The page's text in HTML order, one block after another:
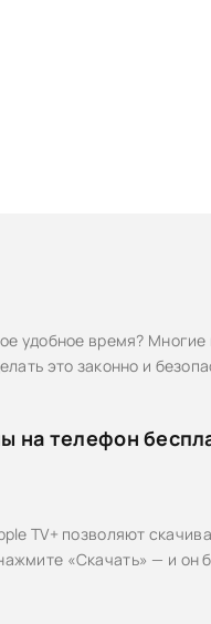
удобное время? Многие
это законно и
на телефон
TV+ позволяют
«Скачать» — и он